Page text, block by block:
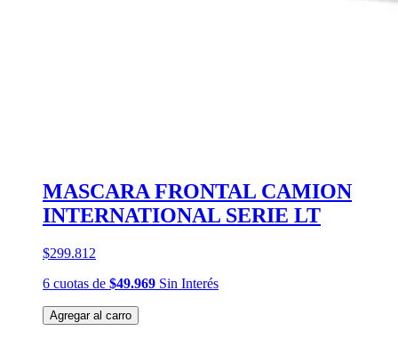
MASCARA FRONTAL CAMION
INTERNATIONAL SERIE LT
$299.812
6 cuotas de $49.969 Sin Interés
Agregar al carro